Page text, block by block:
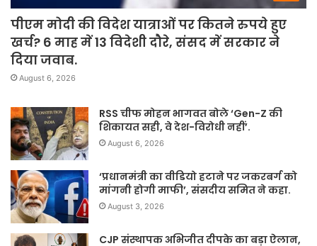
पीएम मोदी की विदेश यात्राओं पर कितने रुपये हुए
खर्च? 6 माह में 13 विदेशी दौरे, संसद में सरकार ने
दिया जवाब.
August 6, 2026
RSS चीफ मोहन भागवत बोले ‘Gen-Z की
शिकायत सही, वे देश-विरोधी नहीं’.
August 6, 2026
‘प्रधानमंत्री का वीडियो हटाने पर जकरबर्ग को
मांगनी होगी माफी’, संसदीय समित ने कहा.
August 3, 2026
CJP संस्थापक अभिजीत दीपके का बड़ा ऐलान,